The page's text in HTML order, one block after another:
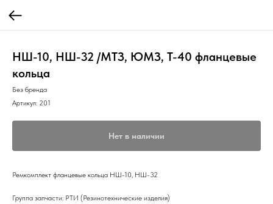
НШ-10, НШ-32 /МТЗ, ЮМЗ, Т-40 фланцевые
кольца
Без бренда
Артикул: 201
Нет в наличии
Ремкомплект фланцевые кольца НШ-10, НШ-32
Группа запчасти: РТИ (Резинотехнические изделия)